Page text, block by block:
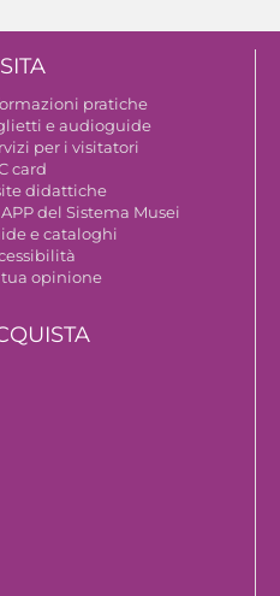
pratiche
e audioguide
per i visitatori
card
didattiche
del Sistema Musei
e cataloghi
tua opinione